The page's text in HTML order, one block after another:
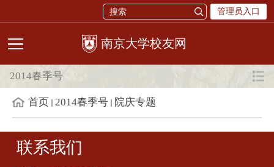
管理员入口
校友网
2014春季号
首页 2014春季号 院庆专题
联系我们